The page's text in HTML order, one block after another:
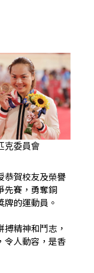
克委員會
恭賀校友及榮譽
先賽，勇奪銅
的運動員。
精神和鬥志，
令人動容，是香